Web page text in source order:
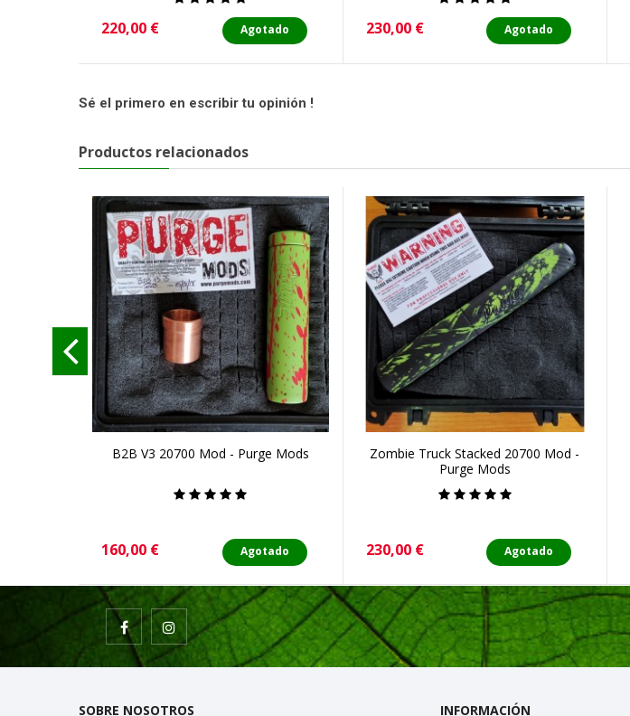
Precio
220,00 € Agotado Precio
230,00 € Agotado
Sé el primero en escribir tu opinión !
Productos relacionados
B2B V3 20700 Mod - Purge Mods
Precio
160,00 € Agotado
Zombie Truck Stacked 20700 Mod -
Purge Mods
Precio
230,00 € Agotado
SOBRE NOSOTROS INFORMACIÓN